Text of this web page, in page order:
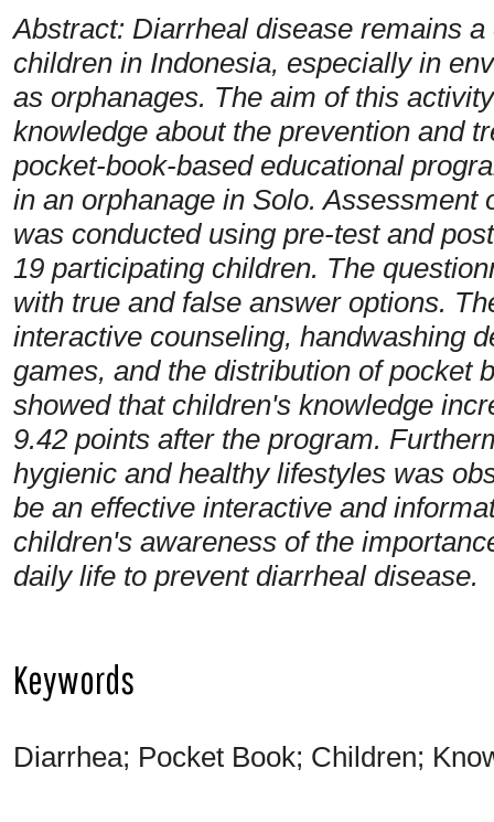
Abstract: Diarrheal disease remains
children in Indonesia, especially in
as orphanages. The aim of this
knowledge about the prevention and
pocket-book-based educational
in an orphanage in Solo.
was conducted using pre-test and
19 participating children. The
with true and false answer options.
interactive counseling, handwashing
games, and the distribution of pocket
showed that children's knowledge
9.42 points after the program.
hygienic and healthy lifestyles was
be an effective interactive and
children's awareness of the
daily life to prevent diarrheal disease.
Keywords
Diarrhea; Pocket Book; Children;